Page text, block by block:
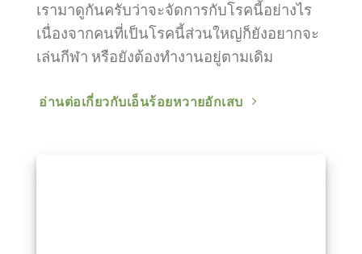
เรามาดูกันครับว่าจะจัดการกับโรคนี้อย่างไร
เนื่องจากคนที่เป็นโรคนี้ส่วนใหญ่ก็ยังอยากจะ
เล่นกีฬา หรือยังต้องทำงานอยู่ตามเดิม
อ่านต่อเกี่ยวกับเอ็นร้อยหวายอักเสบ